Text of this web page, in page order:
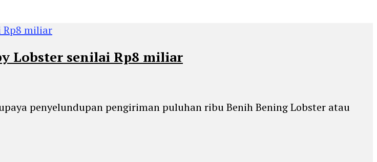
Lobster senilai Rp8 miliar
penyelundupan pengiriman puluhan ribu Benih Bening Lobster atau